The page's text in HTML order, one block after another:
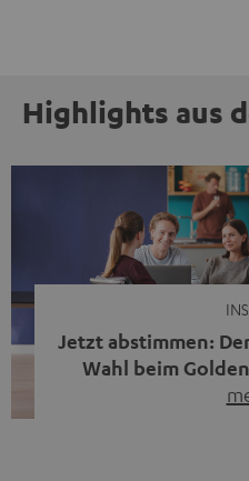
Highlights aus
Jetzt abstimmen:
Wahl beim